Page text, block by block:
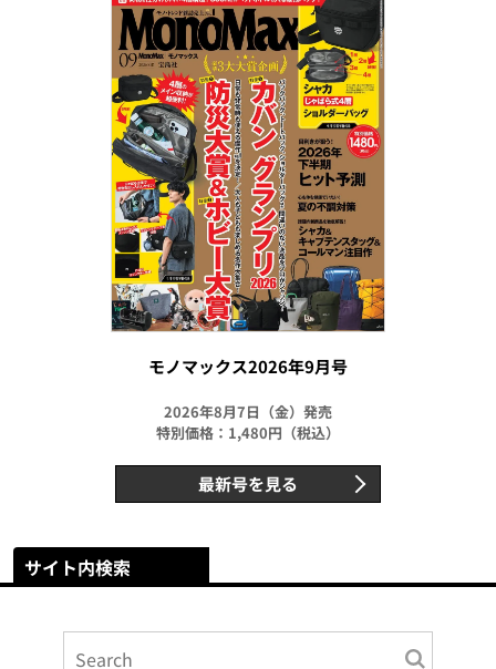
モノマックス2026年9月号
2026年8月7日（金）発売
特別価格：1,480円（税込）
最新号を見る
サイト内検索